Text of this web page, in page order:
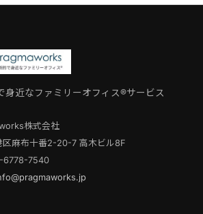
身近なファミリーオフィス®サービス
株式会社
区麻布十番2-20-7 高木ビル8F
6778-7540